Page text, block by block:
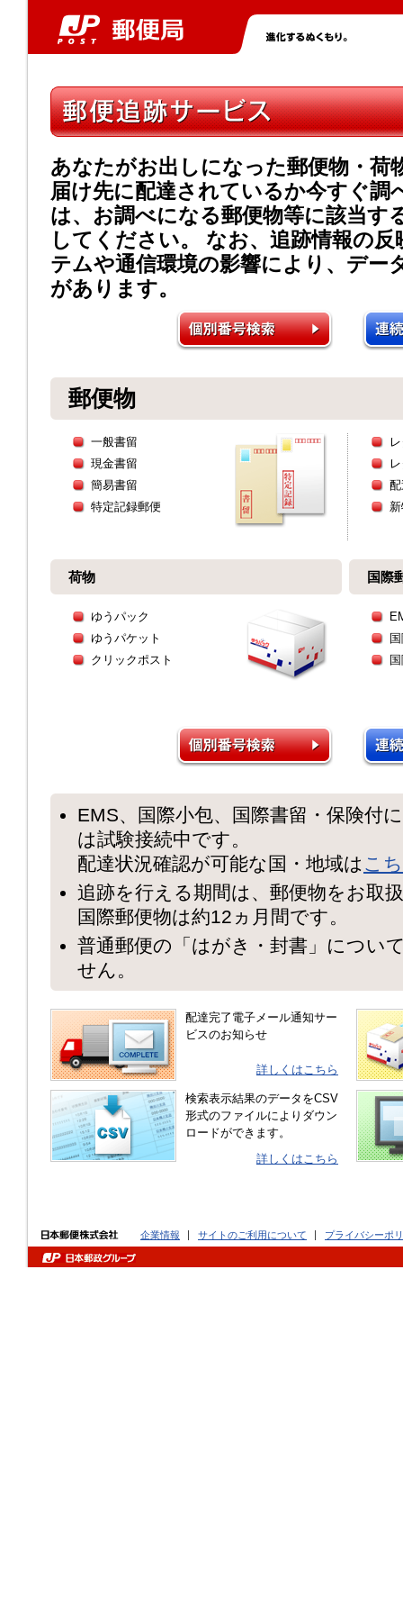
あなたがお出しになった郵便物・荷
届け先に配達されているか今すぐ調
は、お調べになる郵便物等に該当す
してください。 なお、追跡情報の
テムや通信環境の影響により、デー
があります。
郵便物
一般書留
現金書留
簡易書留
特定記録郵便
荷物
ゆうパック
ゆうパケット
クリックポスト
国際
EMS、国際小包、国際書留・保険付
は試験接続中です。
配達状況確認が可能な国・地域は こ
追跡を行える期間は、郵便物をお取
国際郵便物は約12ヵ月間です。
普通郵便の「はがき・封書」につい
せん。
配達完了電子メール通知サー
ビスのお知らせ
詳しくはこちら
検索表示結果のデータをCSV
形式のファイルによりダウン
ロードができます。
詳しくはこちら
企業情報 サイトのご利用について プライバシーポ